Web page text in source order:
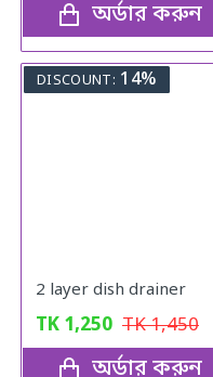
অর্ডার করুন
DISCOUNT: 14%
2 layer dish drainer
TK 1,250 TK1,450
অর্ডার করুন